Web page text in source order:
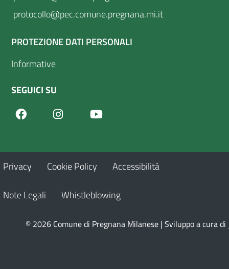
protocollo@pec.comune.pregnana.mi.it
PROTEZIONE DATI PERSONALI
Informative
SEGUICI SU
FacebookInstagram
Privacy Cookie Policy Accessibilità
Note Legali Whistleblowing
© 2026 Comune di Pregnana Milanese | Sviluppo a cura di